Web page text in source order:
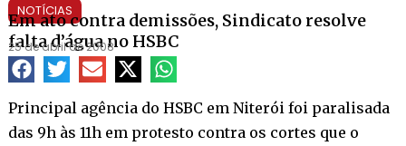
NOTÍCIAS
Em ato contra demissões, Sindicato resolve
falta d’água no HSBC
25 de abril de 2008
Principal agência do HSBC em Niterói foi paralisada
das 9h às 11h em protesto contra os cortes que o